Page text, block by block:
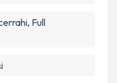
Full